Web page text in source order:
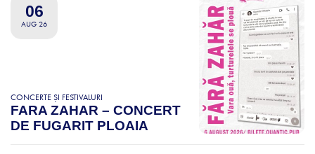
06
AUG 26
CONCERTE ȘI FESTIVALURI
FARA ZAHAR – CONCERT
DE FUGARIT PLOAIA